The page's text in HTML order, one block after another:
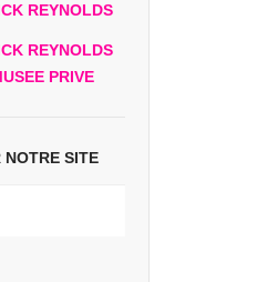
REYNOLDS
REYNOLDS
PRIVE
NOTRE SITE